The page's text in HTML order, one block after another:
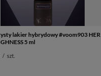
lakier hybrydowy #voom903 HER
5 ml
/ szt.